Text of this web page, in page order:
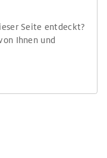
Seite entdeckt?
Ihnen und